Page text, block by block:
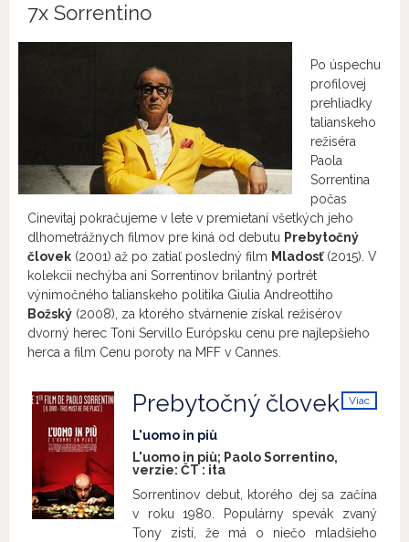
7x Sorrentino
Po úspechu
profilovej
prehliadky
talianskeho
režiséra
Paola
Sorrentina
počas
Cinevitaj pokračujeme v lete v premietaní všetkých jeho
dlhometrážnych filmov pre kiná od debutu Prebytočný
človek (2001) až po zatiaľ posledný film Mladosť(2015). V
kolekcii nechýba ani Sorrentinov brilantný portrét
výnimočného talianskeho politika Giulia Andreottiho
Božský (2008), za ktorého stvárnenie získal režisérov
dvorný herec Toni Servillo Európsku cenu pre najlepšieho
herca a film Cenu poroty na MFF v Cannes.
Viac
Prebytočný človek
L'uomo in più
L'uomo in più; Paolo Sorrentino,
verzie: ČT : ita
Sorrentinov debut, ktorého dej sa začína
v roku 1980. Populárny spevák zvaný
Tony zistí, že má o niečo mladšieho